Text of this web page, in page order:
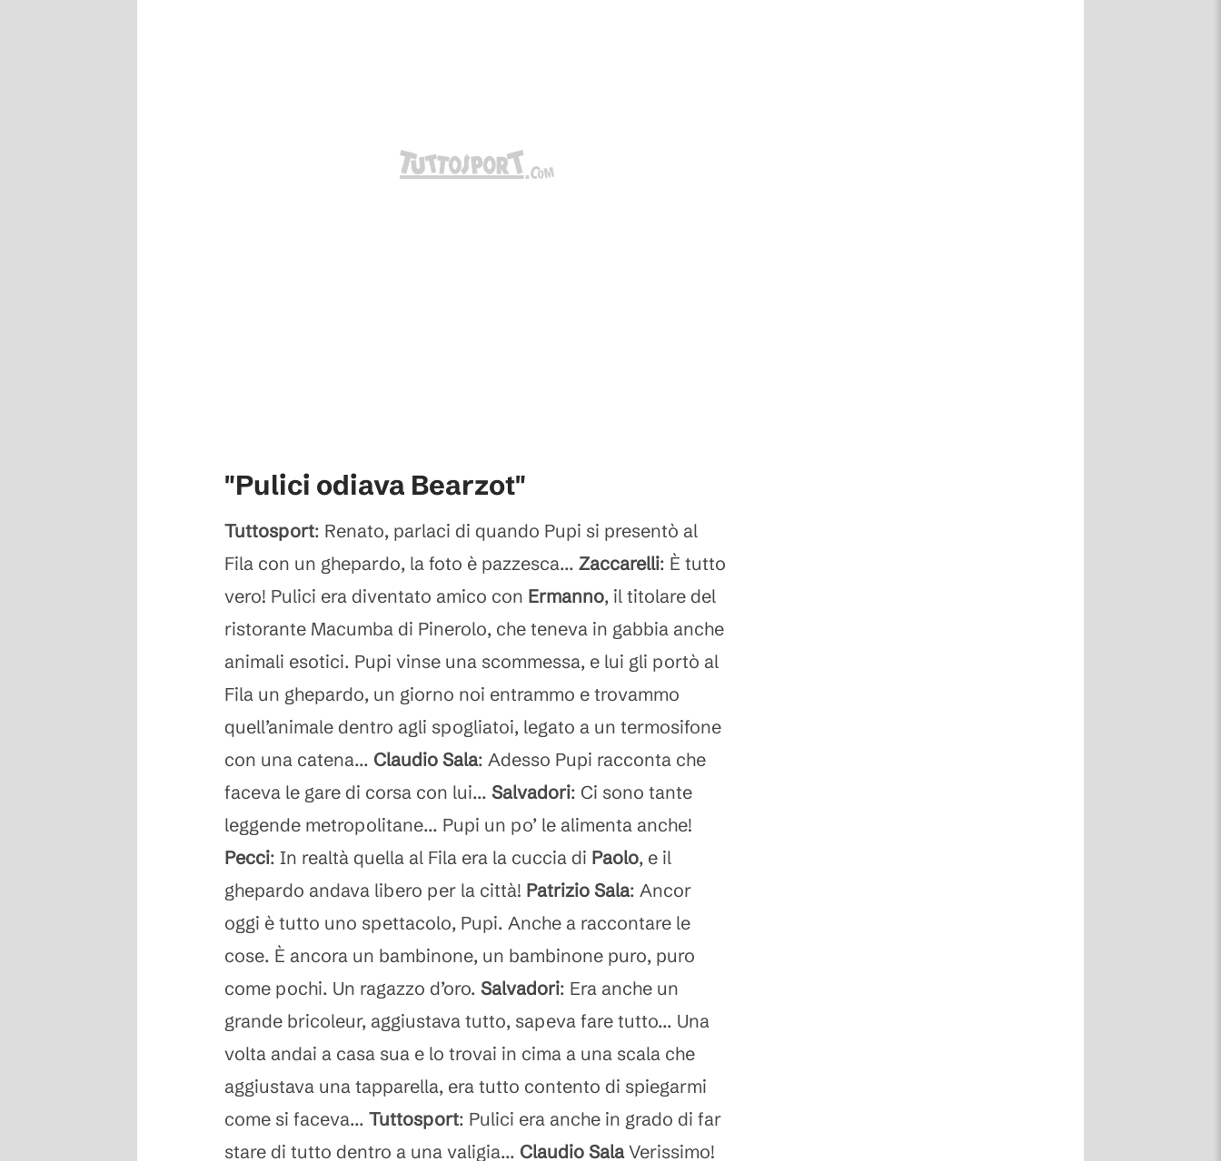
"Pulici odiava Bearzot"
Tuttosport: Renato, parlaci di quando Pupi si presentò al
Fila con un ghepardo, la foto è pazzesca... Zaccarelli: È tutto
vero! Pulici era diventato amico con Ermanno, il titolare del
ristorante Macumba di Pinerolo, che teneva in gabbia anche
animali esotici. Pupi vinse una scommessa, e lui gli portò al
Fila un ghepardo, un giorno noi entrammo e trovammo
quell’animale dentro agli spogliatoi, legato a un termosifone
con una catena... Claudio Sala: Adesso Pupi racconta che
faceva le gare di corsa con lui... Salvadori: Ci sono tante
leggende metropolitane... Pupi un po’ le alimenta anche!
Pecci: In realtà quella al Fila era la cuccia di Paolo, e il
ghepardo andava libero per la città! Patrizio Sala: Ancor
oggi è tutto uno spettacolo, Pupi. Anche a raccontare le
cose. È ancora un bambinone, un bambinone puro, puro
come pochi. Un ragazzo d’oro. Salvadori: Era anche un
grande bricoleur, aggiustava tutto, sapeva fare tutto... Una
volta andai a casa sua e lo trovai in cima a una scala che
aggiustava una tapparella, era tutto contento di spiegarmi
come si faceva... Tuttosport: Pulici era anche in grado di far
stare di tutto dentro a una valigia... Claudio SalaVerissimo!